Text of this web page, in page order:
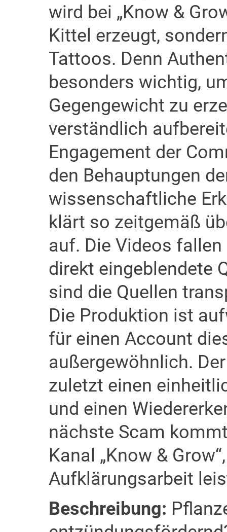
wird bei „Know &
Kittel erzeugt,
Tattoos. Denn
besonders wichtig,
Gegengewicht zu
verständlich
Engagement der
den Behauptungen
wissenschaftliche
klärt so zeitgemäß
auf. Die Videos
direkt eingeblendete
sind die Quellen
Die Produktion ist
für einen Account
außergewöhnlich.
zuletzt einen
und einen
nächste Scam
Kanal „Know &
Aufklärungsarbeit
Beschreibung: